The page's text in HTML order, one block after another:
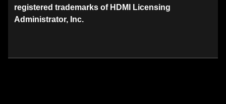
registered trademarks of HDMI Licensing
Administrator, Inc.